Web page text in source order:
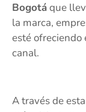
Bogotáque
la marca,
esté
canal.
A través de